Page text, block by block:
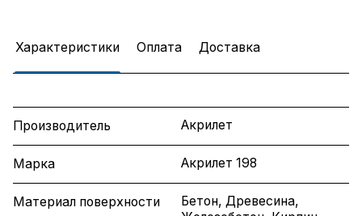
Характеристики Оплата Доставка
Производитель Акрилет
Марка Акрилет 198
Материал поверхности
Бетон, Древесина,